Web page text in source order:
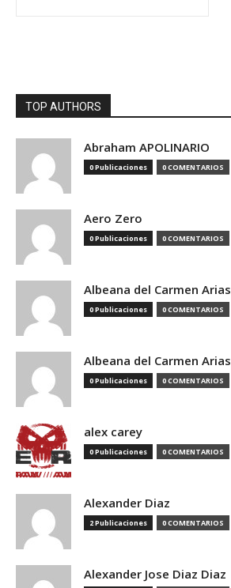
TOP AUTHORS
Abraham APOLINARIO
0 Publicaciones 0 COMENTARIOS
Aero Zero
0 Publicaciones 0 COMENTARIOS
Albeana del Carmen Arias
0 Publicaciones 0 COMENTARIOS
Albeana del Carmen Arias
0 Publicaciones 0 COMENTARIOS
alex carey
0 Publicaciones 0 COMENTARIOS
Alexander Diaz
2 Publicaciones 0 COMENTARIOS
Alexander Jose Diaz Diaz